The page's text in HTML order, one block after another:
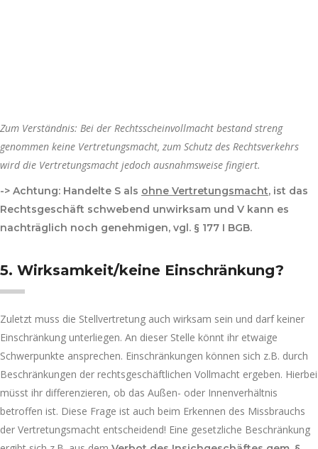
Zum Verständnis: Bei der Rechtsscheinvollmacht bestand streng
genommen keine Vertretungsmacht, zum Schutz des Rechtsverkehrs
wird die Vertretungsmacht jedoch ausnahmsweise fingiert.
-> Achtung: Handelte S als ohne Vertretungsmacht, ist das
Rechtsgeschäft schwebend unwirksam und V kann es
nachträglich noch genehmigen, vgl. § 177 I BGB.
5. Wirksamkeit/keine Einschränkung?
Zuletzt muss die Stellvertretung auch wirksam sein und darf keiner
Einschränkung unterliegen. An dieser Stelle könnt ihr etwaige
Schwerpunkte ansprechen. Einschränkungen können sich z.B. durch
Beschränkungen der rechtsgeschäftlichen Vollmacht ergeben. Hierbei
müsst ihr differenzieren, ob das Außen- oder Innenverhältnis
betroffen ist. Diese Frage ist auch beim Erkennen des Missbrauchs
der Vertretungsmacht entscheidend! Eine gesetzliche Beschränkung